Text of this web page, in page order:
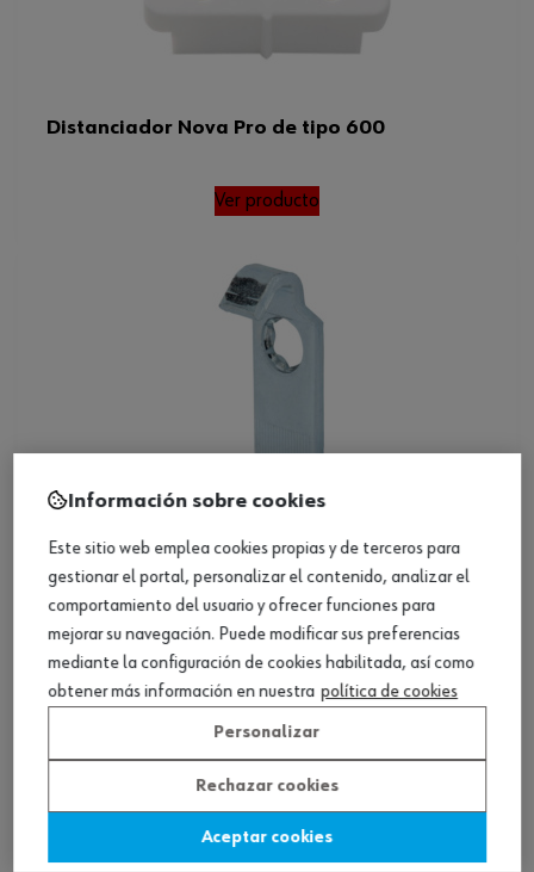
Distanciador Nova Pro de tipo 600
Ver producto
Unión frontal para Nova Pro Scala H63
Información sobre cookies
Este sitio web emplea cookies propias y de terceros para
gestionar el portal, personalizar el contenido, analizar el
comportamiento del usuario y ofrecer funciones para
mejorar su navegación. Puede modificar sus preferencias
mediante la configuración de cookies habilitada, así como
obtener más información en nuestra política de cookies
Personalizar
Rechazar cookies
Aceptar cookies